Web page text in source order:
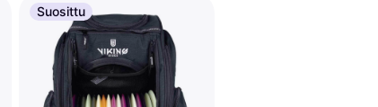
Suosittu